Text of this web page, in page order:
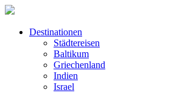
Destinationen
Städtereisen
Baltikum
Griechenland
Indien
Israel